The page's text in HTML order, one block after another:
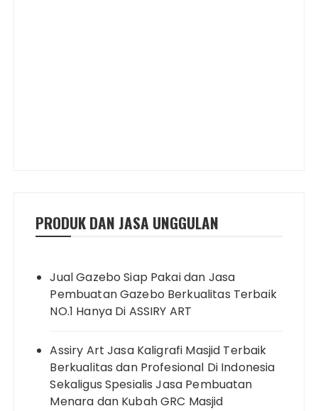
PRODUK DAN JASA UNGGULAN
Jual Gazebo Siap Pakai dan Jasa
Pembuatan Gazebo Berkualitas Terbaik
NO.1 Hanya Di ASSIRY ART
Assiry Art Jasa Kaligrafi Masjid Terbaik
Berkualitas dan Profesional Di Indonesia
Sekaligus Spesialis Jasa Pembuatan
Menara dan Kubah GRC Masjid